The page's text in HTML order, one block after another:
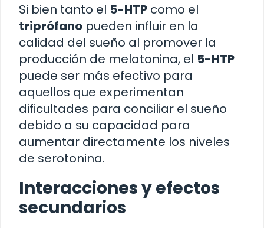
Si bien tanto el 5-HTP como el
triprófano pueden influir en la
calidad del sueño al promover la
producción de melatonina, el 5-HTP
puede ser más efectivo para
aquellos que experimentan
dificultades para conciliar el sueño
debido a su capacidad para
aumentar directamente los niveles
de serotonina.
Interacciones y efectos
secundarios